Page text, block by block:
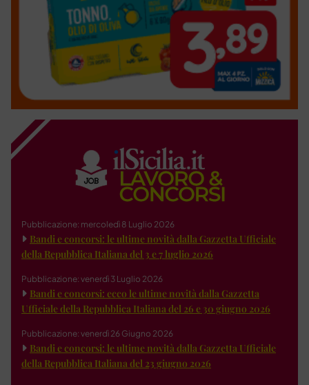
Pubblicazione: mercoledì 8 Luglio 2026
Bandi e concorsi: le ultime novità dalla Gazzetta Ufficiale
della Repubblica Italiana del 3 e 7 luglio 2026
Pubblicazione: venerdì 3 Luglio 2026
Bandi e concorsi: ecco le ultime novità dalla Gazzetta
Ufficiale della Repubblica Italiana del 26 e 30 giugno 2026
Pubblicazione: venerdì 26 Giugno 2026
Bandi e concorsi: le ultime novità dalla Gazzetta Ufficiale
della Repubblica Italiana del 23 giugno 2026